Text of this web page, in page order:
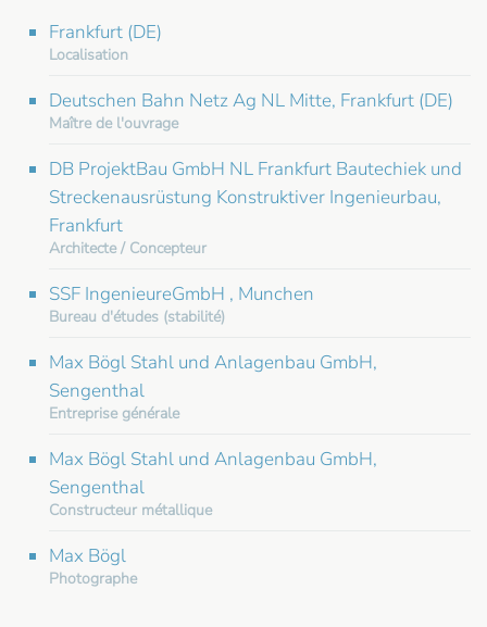
Frankfurt (DE)
Localisation
Deutschen Bahn Netz Ag NL Mitte, Frankfurt (DE)
Maître de l'ouvrage
DB ProjektBau GmbH NL Frankfurt Bautechiek und
Streckenausrüstung Konstruktiver Ingenieurbau,
Frankfurt
Architecte / Concepteur
SSF IngenieureGmbH , Munchen
Bureau d'études (stabilité)
Max Bögl Stahl und Anlagenbau GmbH,
Sengenthal
Entreprise générale
Max Bögl Stahl und Anlagenbau GmbH,
Sengenthal
Constructeur métallique
Max Bögl
Photographe